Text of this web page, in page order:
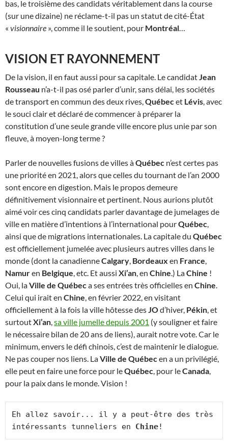
bas, le troisième des candidats véritablement dans la course
(sur une dizaine) ne réclame-t-il pas un statut de cité-État
« visionnaire », comme il le soutient, pour Montréal…
VISION ET RAYONNEMENT
De la vision, il en faut aussi pour sa capitale. Le candidatJean
Rousseau n’a-t-il pas osé parler d’unir, sans délai, les sociétés
de transport en commun des deux rives,Québecet Lévis, avec
le souci clair et déclaré de commencer à préparer la
constitution d’une seule grande ville encore plus unie par son
fleuve, à moyen-long terme ?
Parler de nouvelles fusions de villes àQuébec n’est certes pas
une priorité en 2021, alors que celles du tournant de l’an 2000
sont encore en digestion. Mais le propos demeure
définitivement visionnaire et pertinent. Nous aurions plutôt
aimé voir ces cinq candidats parler davantage de jumelages de
ville en matière d’intentions à l’international pourQuébec,
ainsi que de migrations internationales. La capitale du Québec
est officiellement jumelée avec plusieurs autres villes dans le
monde (dont la canadienneCalgary, Bordeaux en France,
Namuren Belgique, etc. Et aussi Xi’an, en Chine.) LaChine !
Oui, laVille de Québeca ses entrées très officielles en Chine.
Celui qui irait en Chine, en février 2022, en visitant
officiellement à la fois la ville hôtesse desJOd’hiver, Pékin, et
surtoutXi’an,sa ville jumelle depuis 2001 (y souligner et faire
le nécessaire bilan de 20 ans de liens), aurait notre vote. Car le
minimum, envers le défi chinois, c’est de maintenir le dialogue.
Ne pas couper nos liens. LaVille de Québecen a un privilégié,
elle peut en faire une force pour leQuébec, pour leCanada,
pour la paix dans le monde. Vision !
Eh allez savoir... il y a peut-être des très
intéressants tunneliers en Chine!